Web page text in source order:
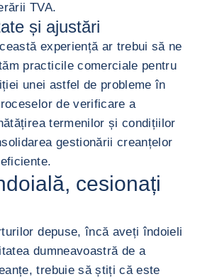
TVA.
și ajustări
experiență ar trebui să ne
practicile comerciale pentru
unei astfel de probleme în
de verificare a
termenilor și condițiilor
gestionării creanțelor
cesionați
depuse, încă aveți îndoieli
dumneavoastră de a
trebuie să știți că este